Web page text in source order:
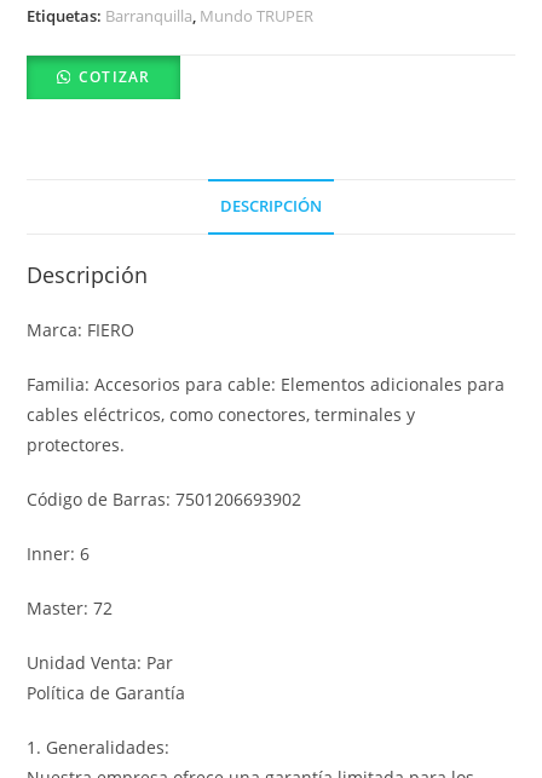
Etiquetas: Barranquilla, Mundo TRUPER
COTIZAR
DESCRIPCIÓN
Descripción
Marca: FIERO
Familia: Accesorios para cable: Elementos adicionales para
cables eléctricos, como conectores, terminales y
protectores.
Código de Barras: 7501206693902
Inner: 6
Master: 72
Unidad Venta: Par
Política de Garantía
1. Generalidades: